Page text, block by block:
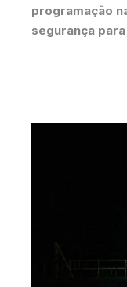
programação
segurança